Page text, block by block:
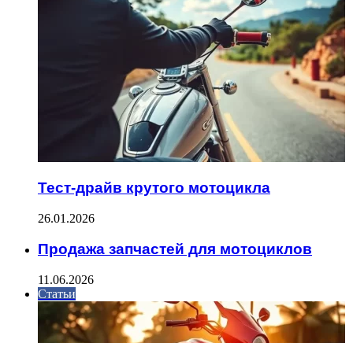
Тест-драйв крутого мотоцикла
26.01.2026
Продажа запчастей для мотоциклов
11.06.2026
Статьи